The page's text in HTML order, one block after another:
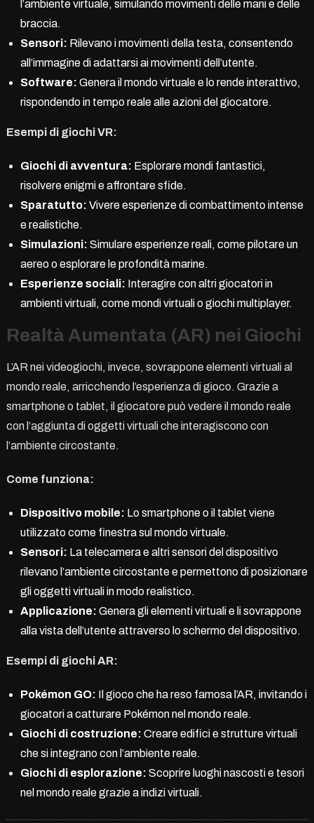
l’ambiente virtuale, simulando movimenti delle mani e delle
braccia.
Sensori: Rilevano i movimenti della testa, consentendo
all’immagine di adattarsi ai movimenti dell’utente.
Software: Genera il mondo virtuale e lo rende interattivo,
rispondendo in tempo reale alle azioni del giocatore.
Esempi di giochi VR:
Giochi di avventura: Esplorare mondi fantastici,
risolvere enigmi e affrontare sfide.
Sparatutto: Vivere esperienze di combattimento intense
e realistiche.
Simulazioni: Simulare esperienze reali, come pilotare un
aereo o esplorare le profondità marine.
Esperienze sociali: Interagire con altri giocatori in
ambienti virtuali, come mondi virtuali o giochi multiplayer.
Realtà Aumentata (AR) nei Giochi
L’AR nei videogiochi, invece, sovrappone elementi virtuali al
mondo reale, arricchendo l’esperienza di gioco. Grazie a
smartphone o tablet, il giocatore può vedere il mondo reale
con l’aggiunta di oggetti virtuali che interagiscono con
l’ambiente circostante.
Come funziona:
Dispositivo mobile: Lo smartphone o il tablet viene
utilizzato come finestra sul mondo virtuale.
Sensori: La telecamera e altri sensori del dispositivo
rilevano l’ambiente circostante e permettono di posizionare
gli oggetti virtuali in modo realistico.
Applicazione: Genera gli elementi virtuali e li sovrappone
alla vista dell’utente attraverso lo schermo del dispositivo.
Esempi di giochi AR:
Pokémon GO: Il gioco che ha reso famosa l’AR, invitando i
giocatori a catturare Pokémon nel mondo reale.
Giochi di costruzione: Creare edifici e strutture virtuali
che si integrano con l’ambiente reale.
Giochi di esplorazione: Scoprire luoghi nascosti e tesori
nel mondo reale grazie a indizi virtuali.